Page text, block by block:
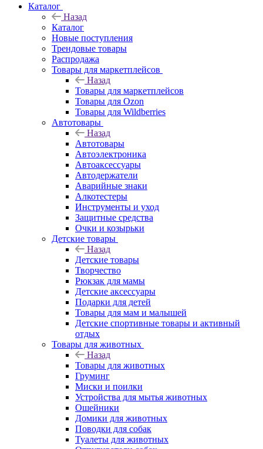
Каталог
Назад
Каталог
Новые поступления
Трендовые товары
Распродажа
Товары для маркетплейсов
Назад
Товары для маркетплейсов
Товары для Ozon
Товары для Wildberries
Автотовары
Назад
Автотовары
Автоэлектроника
Автоаксессуары
Автодержатели
Аварийные знаки
Алкотестеры
Инструменты и уход
Защитные средства
Очки и козырьки
Детские товары
Назад
Детские товары
Творчество
Рюкзак для мамы
Детские аксессуары
Подарки для детей
Товары для мам и малышей
Детские спортивные товары и активный
отдых
Товары для животных
Назад
Товары для животных
Груминг
Миски и поилки
Устройства для мытья животных
Ошейники
Домики для животных
Поводки для собак
Туалеты для животных